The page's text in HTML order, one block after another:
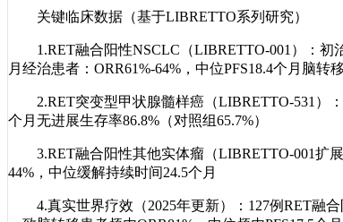
关键临床数据（基于LIBRETTO系列研究）
1.RET融合阳性NSCLC（LIBRETTO-001）：初
月经治患者：ORR61%-64%，中位PFS18.4个月脑转
2.RET突变型甲状腺髓样癌（LIBRETTO-531）：
个月无进展生存率86.8%（对照组65.7%）
3.RET融合阳性其他实体瘤（LIBRETTO-001扩
44%，中位缓解持续时间24.5个月
4.真实世界疗效（2025年更新）：127例RET融合